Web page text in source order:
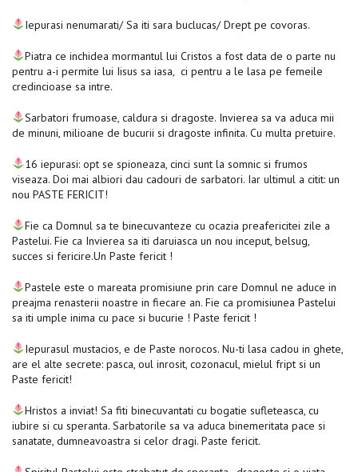
Iepurasi nenumarati/ Sa iti sara buclucas/ Drept pe covoras.
Piatra ce inchidea mormantul lui Cristos a fost data de o parte nu
pentru a-i permite lui Iisus sa iasa, ci pentru a le lasa pe femeile
credincioase sa intre.
Sarbatori frumoase, caldura si dragoste. Invierea sa va aduca mii
de minuni, milioane de bucurii si dragoste infinita. Cu multa pretuire.
16 iepurasi: opt se spioneaza, cinci sunt la somnic si frumos
viseaza. Doi mai albiori dau cadouri de sarbatori. Iar ultimul a citit: un
nou PASTE FERICIT!
Fie ca Domnul sa te binecuvanteze cu ocazia preafericitei zile a
Pastelui. Fie ca Invierea sa iti daruiasca un nou inceput, belsug,
succes si fericire.Un Paste fericit !
Pastele este o mareata promisiune prin care Domnul ne aduce in
preajma renasterii noastre in fiecare an. Fie ca promisiunea Pastelui
sa iti umple inima cu pace si bucurie ! Paste fericit !
Iepurasul mustacios, e de Paste norocos. Nu-ti lasa cadou in ghete,
are el alte secrete: pasca, oul inrosit, cozonacul, mielul fript si un
Paste fericit!
Hristos a inviat! Sa fiti binecuvantati cu bogatie sufleteasca, cu
iubire si cu speranta. Sarbatorile sa va aduca binemeritata pace si
sanatate, dumneavoastra si celor dragi. Paste fericit.